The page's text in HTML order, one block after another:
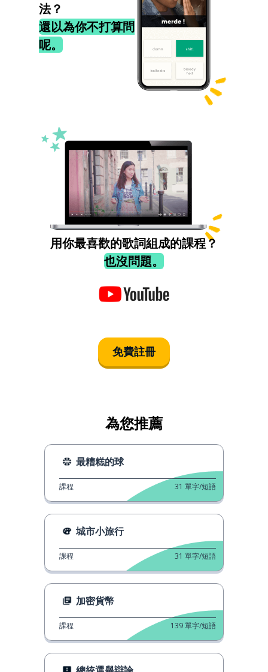
法？
還以為你不打算問
呢。
用你最喜歡的歌詞組成的課程？
也沒問題。
免費註冊
為您推薦
最糟糕的球
課程 31 單字/短語
城市小旅行
課程 31 單字/短語
加密貨幣
課程 139單字/短語